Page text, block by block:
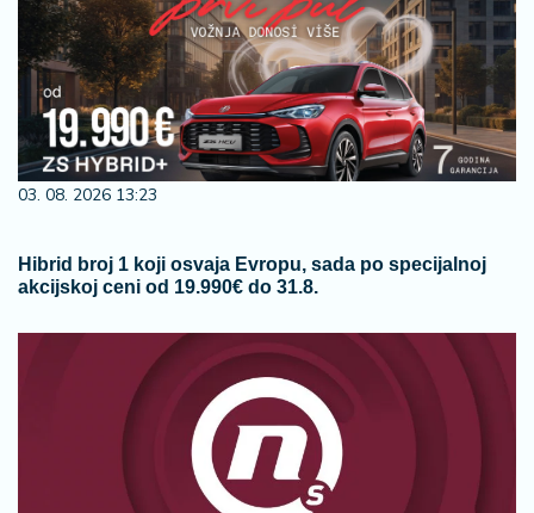
03. 08. 2026 13:23
Hibrid broj 1 koji osvaja Evropu, sada po specijalnoj
akcijskoj ceni od 19.990€ do 31.8.